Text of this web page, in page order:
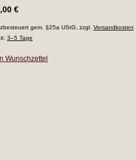
€
gem. §25a UStG, zzgl. Versandkosten
3–5 Tage
Wunschzettel